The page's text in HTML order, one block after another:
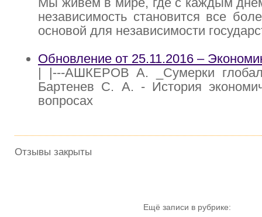
независимость становится все
основой для независимости
Обновление от 25.11.2016 –
| |---АШКЕРОВ А. _Сумерки
Бартенев С. А. - История
вопросах
Отзывы закрыты
Ещё записи в рубрике: